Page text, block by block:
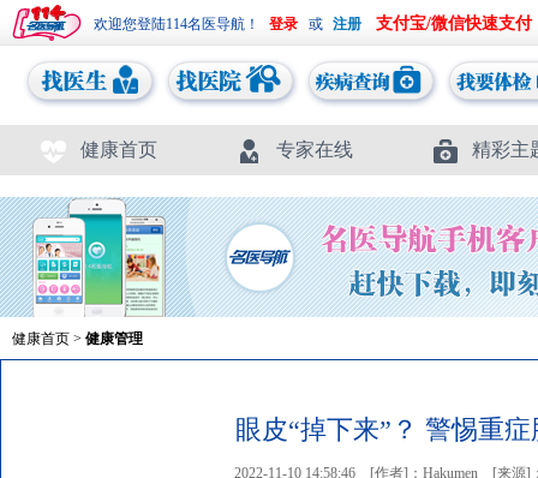
欢迎您登陆114名医导航！ 或 支付宝/微信快速支付
健康首页 专家在线 精彩主
健康首页 > 健康管理
眼皮“掉下来”？ 警惕重
2022-11-10 14:58:46 [作者]：Hakumen [来源]